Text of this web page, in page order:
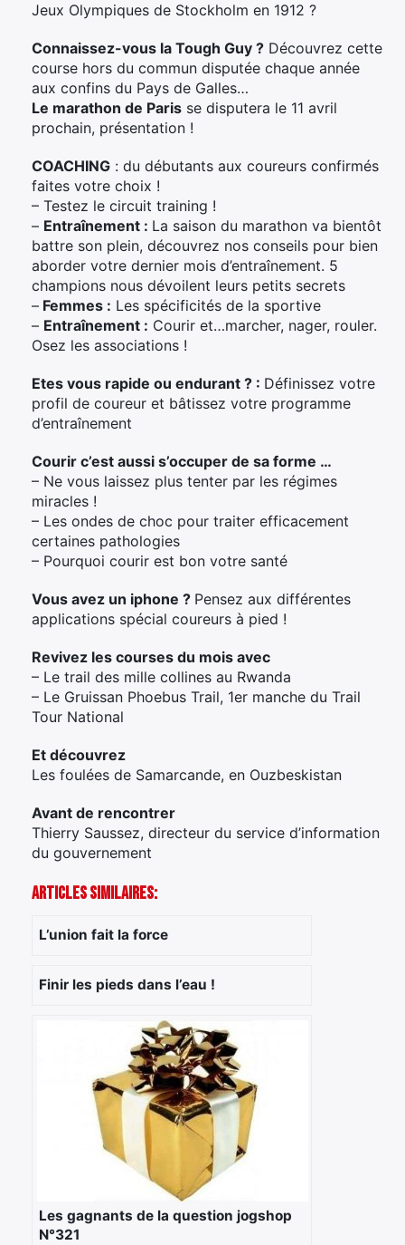
Jeux Olympiques de Stockholm en 1912 ?
Connaissez-vous la Tough Guy ? Découvrez cette
course hors du commun disputée chaque année
aux confins du Pays de Galles…
Le marathon de Paris se disputera le 11 avril
prochain, présentation !
COACHING : du débutants aux coureurs confirmés
faites votre choix !
– Testez le circuit training !
– Entraînement : La saison du marathon va bientôt
battre son plein, découvrez nos conseils pour bien
aborder votre dernier mois d’entraînement. 5
champions nous dévoilent leurs petits secrets
– Femmes : Les spécificités de la sportive
– Entraînement : Courir et…marcher, nager, rouler.
Osez les associations !
Etes vous rapide ou endurant ? : Définissez votre
profil de coureur et bâtissez votre programme
d’entraînement
Courir c’est aussi s’occuper de sa forme …
– Ne vous laissez plus tenter par les régimes
miracles !
– Les ondes de choc pour traiter efficacement
certaines pathologies
– Pourquoi courir est bon votre santé
Vous avez un iphone ? Pensez aux différentes
applications spécial coureurs à pied !
Revivez les courses du mois avec
– Le trail des mille collines au Rwanda
– Le Gruissan Phoebus Trail, 1er manche du Trail
Tour National
Et découvrez
Les foulées de Samarcande, en Ouzbeskistan
Avant de rencontrer
Thierry Saussez, directeur du service d’information
du gouvernement
Articles Similaires:
L’union fait la force
Finir les pieds dans l’eau !
Les gagnants de la question jogshop
N°321